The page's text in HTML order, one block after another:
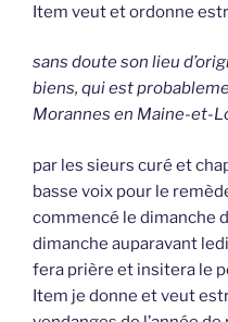
Item veut et ordonne
sans doute son lieu
biens, qui est
Morannes en Maine-et-
par les sieurs curé et
basse voix pour le
commencé le dimanche
dimanche auparavant
fera prière et insitera le
Item je donne et veut